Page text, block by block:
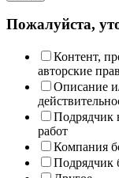
Пожалуйста,
Контент,
авторские
Описание
Подрядчик
работ
Компания
Подрядчик